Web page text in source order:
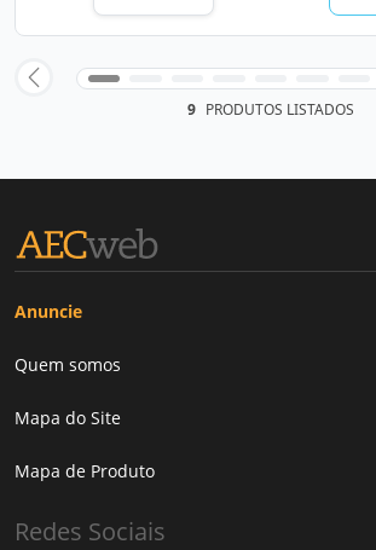
9 PRODUTOS LISTADOS
Anuncie
Quem somos
Mapa do Site
Mapa de Produto
Redes Sociais